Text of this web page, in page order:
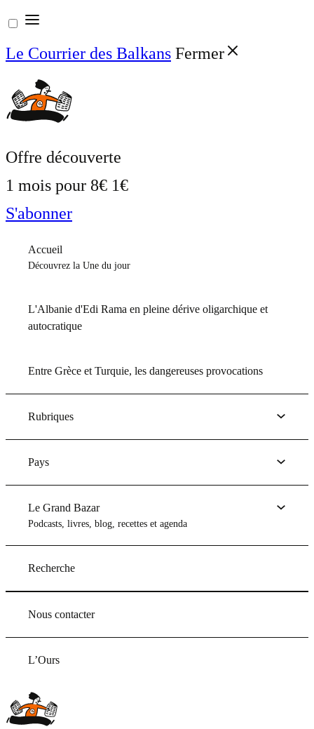
Aller
au
contenu
Le Courrier des Balkans Fermer
Offre découverte
1 mois pour 8€ 1€
S'abonner
Accueil
Découvrez la Une du jour
L'Albanie d'Edi Rama en pleine dérive oligarchique et
autocratique
Entre Grèce et Turquie, les dangereuses provocations
Rubriques
Pays
Le Grand Bazar
Podcasts, livres, blog, recettes et agenda
Recherche
Nous contacter
L’Ours